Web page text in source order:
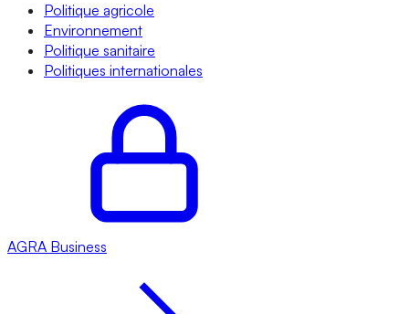
Politique agricole
Environnement
Politique sanitaire
Politiques internationales
AGRA Business